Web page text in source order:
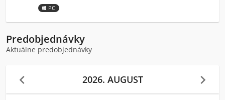
PC
Predobjednávky
Aktuálne predobjednávky
 
2026. AUGUST